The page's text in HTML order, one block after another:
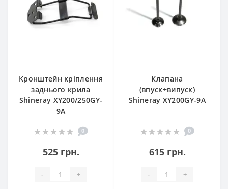
Кронштейн кріплення
заднього крила
Shineray XY200/250GY-
9A
0
525 грн.
- +
Клапана
(впуск+випуск)
Shineray XY200GY-9A
0
615 грн.
- +